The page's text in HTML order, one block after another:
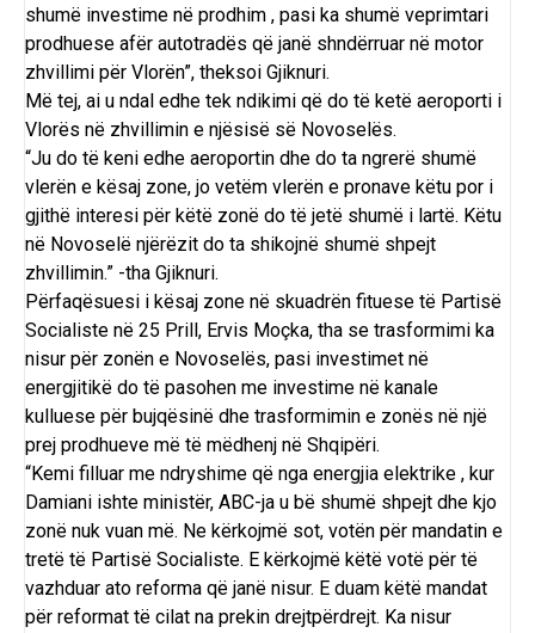
shumë investime në prodhim , pasi ka shumë veprimtari
prodhuese afër autotradës që janë shndërruar në motor
zhvillimi për Vlorën”, theksoi Gjiknuri.
Më tej, ai u ndal edhe tek ndikimi që do të ketë aeroporti i
Vlorës në zhvillimin e njësisë së Novoselës.
“Ju do të keni edhe aeroportin dhe do ta ngrerë shumë
vlerën e kësaj zone, jo vetëm vlerën e pronave këtu por i
gjithë interesi për këtë zonë do të jetë shumë i lartë. Këtu
në Novoselë njërëzit do ta shikojnë shumë shpejt
zhvillimin.” -tha Gjiknuri.
Përfaqësuesi i kësaj zone në skuadrën fituese të Partisë
Socialiste në 25 Prill, Ervis Moçka, tha se trasformimi ka
nisur për zonën e Novoselës, pasi investimet në
energjitikë do të pasohen me investime në kanale
kulluese për bujqësinë dhe trasformimin e zonës në një
prej prodhueve më të mëdhenj në Shqipëri.
“Kemi filluar me ndryshime që nga energjia elektrike , kur
Damiani ishte ministër, ABC-ja u bë shumë shpejt dhe kjo
zonë nuk vuan më. Ne kërkojmë sot, votën për mandatin e
tretë të Partisë Socialiste. E kërkojmë këtë votë për të
vazhduar ato reforma që janë nisur. E duam këtë mandat
për reformat të cilat na prekin drejtpërdrejt. Ka nisur